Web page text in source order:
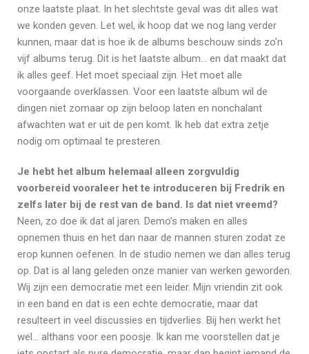
onze laatste plaat. In het slechtste geval was dit alles wat
we konden geven. Let wel, ik hoop dat we nog lang verder
kunnen, maar dat is hoe ik de albums beschouw sinds zo’n
vijf albums terug. Dit is het laatste album… en dat maakt dat
ik alles geef. Het moet speciaal zijn. Het moet alle
voorgaande overklassen. Voor een laatste album wil de
dingen niet zomaar op zijn beloop laten en nonchalant
afwachten wat er uit de pen komt. Ik heb dat extra zetje
nodig om optimaal te presteren.
Je hebt het album helemaal alleen zorgvuldig
voorbereid vooraleer het te introduceren bij Fredrik en
zelfs later bij de rest van de band. Is dat niet vreemd?
Neen, zo doe ik dat al jaren. Demo’s maken en alles
opnemen thuis en het dan naar de mannen sturen zodat ze
erop kunnen oefenen. In de studio nemen we dan alles terug
op. Dat is al lang geleden onze manier van werken geworden.
Wij zijn een democratie met een leider. Mijn vriendin zit ook
in een band en dat is een echte democratie, maar dat
resulteert in veel discussies en tijdverlies. Bij hen werkt het
wel… althans voor een poosje. Ik kan me voorstellen dat je